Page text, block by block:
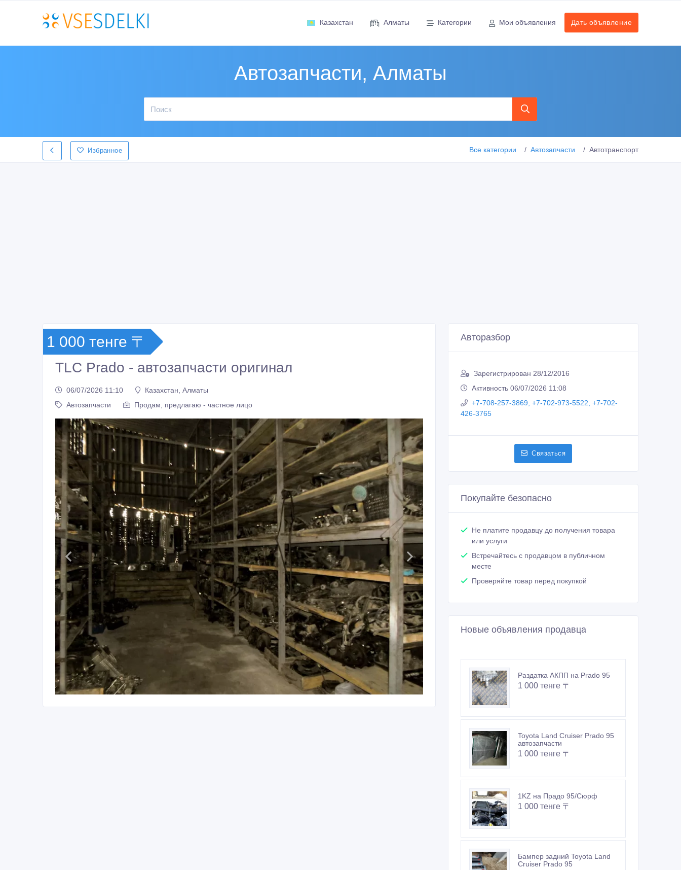
Казахстан Алматы Категории Мои объявления Дать объявление
Автозапчасти, Алматы
Избранное Все категории Автозапчасти Автотранспорт
1 000 тенге 〒
TLC Prado - автозапчасти оригинал
06/07/2026 11:10
Казахстан, Алматы
Автозапчасти
Продам, предлагаю - частное лицо
Авторазбор
Зарегистрирован 28/12/2016
Активность 06/07/2026 11:08
+7-708-257-3869, +7-702-973-5522, +7-702-
426-3765
Связаться
Покупайте безопасно
Не платите продавцу до получения товара
или услуги
Встречайтесь с продавцом в публичном
месте
Проверяйте товар перед покупкой
Новые объявления продавца
Раздатка АКПП на Prado 95
1 000 тенге 〒
Toyota Land Cruiser Prado 95
автозапчасти
1 000 тенге 〒
1KZ на Прадо 95/Сюрф
1 000 тенге 〒
Бампер задний Toyota Land
Cruiser Prado 95